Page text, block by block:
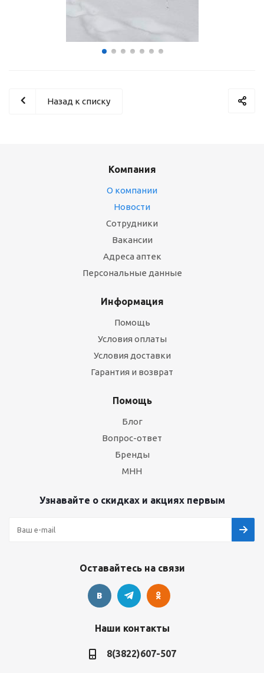
Назад к списку
Компания
О компании
Новости
Сотрудники
Вакансии
Адреса аптек
Персональные данные
Информация
Помощь
Условия оплаты
Условия доставки
Гарантия и возврат
Помощь
Блог
Вопрос-ответ
Бренды
МНН
Узнавайте о скидках и акциях первым
Оставайтесь на связи
Наши контакты
8(3822)607-507